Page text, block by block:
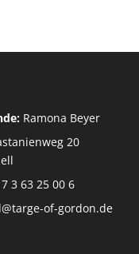
Ramona Beyer
20
3 63 25 00 6
of-gordon.de